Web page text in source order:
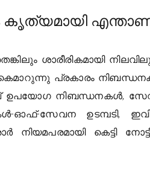
ശാരീരികമായി
പ്രകാരം
ഉപയോഗ നിബന്ധനകൾ,
സേവന ഉടമ്പടി,
കെട്ടി